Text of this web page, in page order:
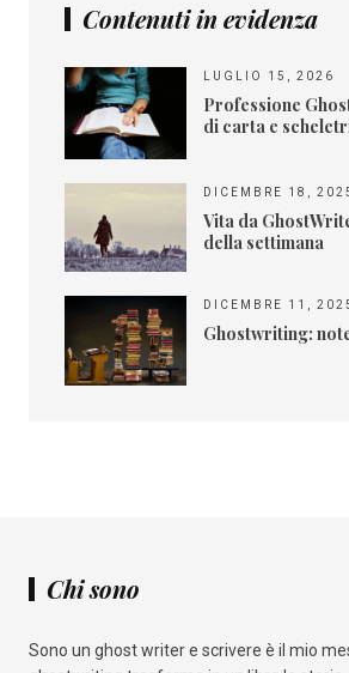
Contenuti in evidenza
LUGLIO 15, 2026
Professione
di carta e
DICEMBRE 18,
Vita da
della settimana
DICEMBRE 11,
Ghostwriting:
Chi sono
Sono un ghost writer e scrivere è il mio